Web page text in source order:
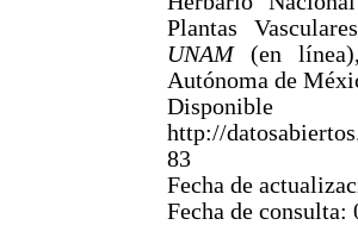
Plantas
UNAM(en línea),
Autónoma de
http://
83
Fecha de
Fecha de consulta: